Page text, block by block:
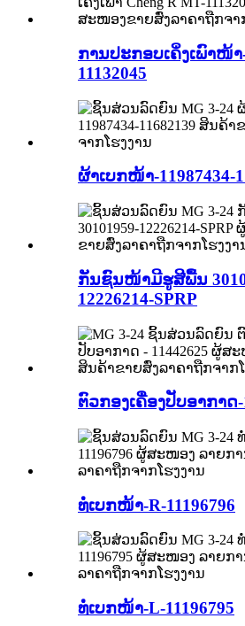
ການປະກອບເຄິ່ງເພົາໜ້າ
11132045
ຜ້າເບກໜ້າ-11987434-
ກັນຊົນໜ້າມີຮູສີພື້ນ
12226214-SPRP
ຕົວກອງເຄື່ອງປັບອາກາດ-
ທໍ່ເບກໜ້າ-R-11196796
ທໍ່ເບກໜ້າ-L-11196795